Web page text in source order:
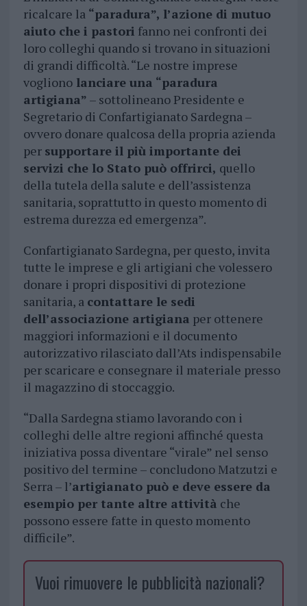
ricalcare la“paradura”, l’azione di mutuo
aiuto che i pastori fanno nei confronti dei
loro colleghi quando si trovano in situazioni
di grandi difficoltà. “Le nostre imprese
voglionolanciare una “paradura
artigiana” – sottolineano Presidente e
Segretario di Confartigianato Sardegna –
ovvero donare qualcosa della propria azienda
per supportare il più importante dei
servizi che lo Stato può offrirci, quello
della tutela della salute e dell’assistenza
sanitaria, soprattutto in questo momento di
estrema durezza ed emergenza”.
Confartigianato Sardegna, per questo, invita
tutte le imprese e gli artigiani che volessero
donare i propri dispositivi di protezione
sanitaria, a contattare le sedi
dell’associazione artigiana per ottenere
maggiori informazioni e il documento
autorizzativo rilasciato dall’Ats indispensabile
per scaricare e consegnare il materiale presso
il magazzino di stoccaggio.
“Dalla Sardegna stiamo lavorando con i
colleghi delle altre regioni affinché questa
iniziativa possa diventare “virale” nel senso
positivo del termine – concludono Matzutzi e
Serra – l’artigianato può e deve essere da
esempio per tante altre attività che
possono essere fatte in questo momento
difficile”.
Vuoi rimuovere le pubblicità nazionali?